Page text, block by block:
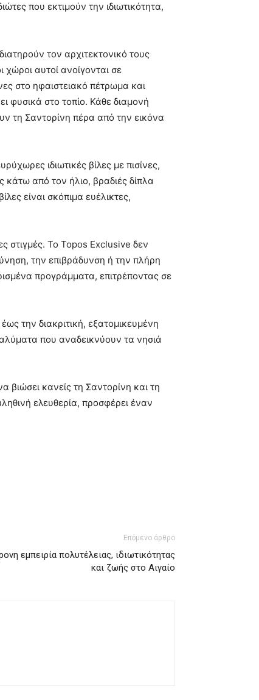
που εκτιμούν την ιδιωτικότητα,
τον αρχιτεκτονικό τους
αυτοί ανοίγονται σε
στο ηφαιστειακό πέτρωμα και
φυσικά στο τοπίο. Κάθε διαμονή
τη Σαντορίνη πέρα από την εικόνα
ιδιωτικές βίλες με πισίνες,
κάτω από τον ήλιο, βραδιές δίπλα
είναι σκόπιμα ευέλικτες,
στιγμές. Το Topos Exclusive δεν
την επιβράδυνση ή την πλήρη
προγράμματα, επιτρέποντας σε
την διακριτική, εξατομικευμένη
που αναδεικνύουν τα νησιά
κανείς τη Σαντορίνη και τη
ελευθερία, προσφέρει έναν
Επόμενο άρθρο
εμπειρία πολυτέλειας, ιδιωτικότητας
και ζωής στο Αιγαίο